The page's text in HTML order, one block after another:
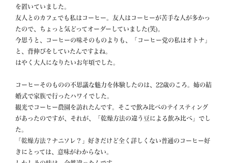
を置いていました。
友人とのカフェでも私はコーヒー。友人はコーヒーが苦手な人が多かっ
たので、ちょっと気どってオーダーしていました(笑)。
今思うと、コーヒーの味そのものよりも、「コーヒー党の私はオトナ」
と、背伸びをしていたんですよね。
はやく大人になりたいお年頃でした。
コーヒーそのものの不思議な魅力を体験したのは、22歳のころ。姉の結
婚式で家族で行ったハワイでした。
観光でコーヒー農園を訪れたんです。そこで飲み比べのテイスティング
があったのですが、それが、「乾燥方法の違う豆による飲み比べ」でし
た。
「乾燥方法？ナニソレ？」好きだけど全く詳しくない普通のコーヒー好
きにとっては、意味がわからない。